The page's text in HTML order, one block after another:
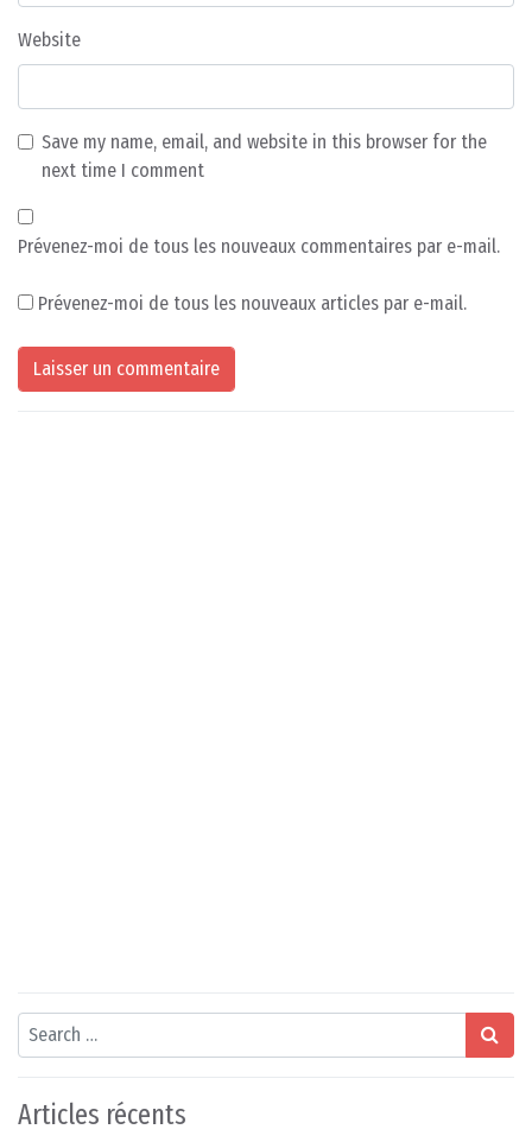
Website
Save my name, email, and website in this browser for the
next time I comment
Prévenez-moi de tous les nouveaux commentaires par e-mail.
Prévenez-moi de tous les nouveaux articles par e-mail.
Search
Articles récents